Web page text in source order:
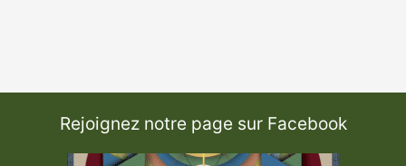
Rejoignez notre page sur Facebook